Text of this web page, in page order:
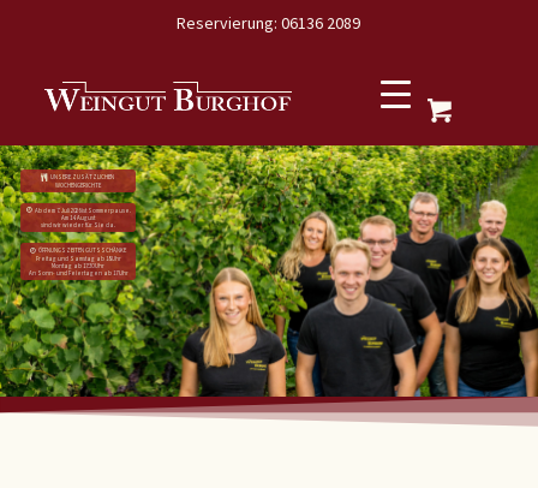
Reservierung: 06136 2089
ÖFFNUNGSZEITEN GUTSSCHÄNKE
Freitag und Samstag ab 18 Uhr
Montag ab 17:30 Uhr
An Sonn- und Feiertagen ab 17 Uhr
Ab dem 7. Juli 2026 ist Sommerpause.
Am 14. August
sind wir wieder für Sie da.
UNSERE ZUSÄTZLICHEN
WOCHENGERICHTE